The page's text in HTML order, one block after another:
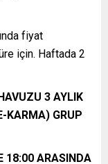
fiyat
için. Haftada 2
3 AYLIK
KARMA) GRUP
18:00 ARASINDA